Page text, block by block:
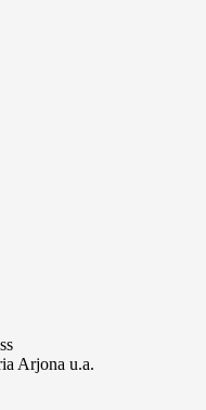
Arjona u.a.